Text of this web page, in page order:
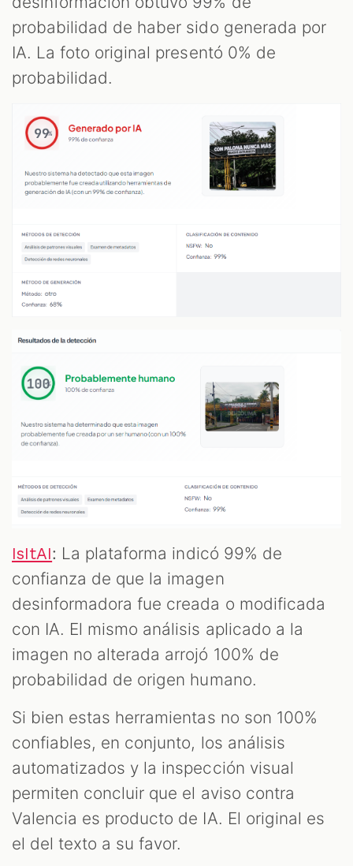
probabilidad de haber sido generada por
IA. La foto original presentó 0% de
probabilidad.
IsItAI: La plataforma indicó 99% de
confianza de que la imagen
desinformadora fue creada o modificada
con IA. El mismo análisis aplicado a la
imagen no alterada arrojó 100% de
probabilidad de origen humano.
Si bien estas herramientas no son 100%
confiables, en conjunto, los análisis
automatizados y la inspección visual
permiten concluir que el aviso contra
Valencia es producto de IA. El original es
el del texto a su favor.